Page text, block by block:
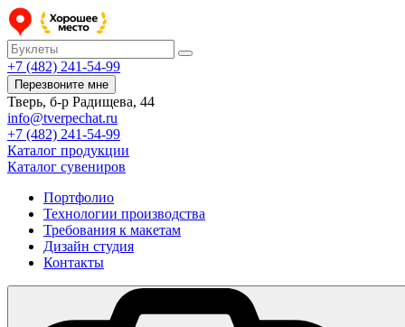
+7 (482) 241-54-99
Перезвоните мне
Тверь, б-р Радищева, 44
info@tverpechat.ru
+7 (482) 241-54-99
Каталог продукции
Каталог сувениров
Портфолио
Технологии производства
Требования к макетам
Дизайн студия
Контакты